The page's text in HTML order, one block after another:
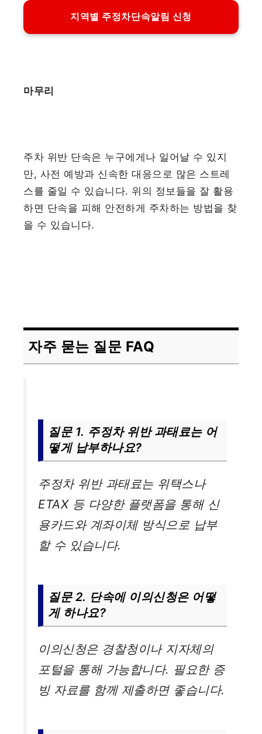
지역별 주정차단속알림 신청
마무리
주차 위반 단속은 누구에게나 일어날 수 있지
만, 사전 예방과 신속한 대응으로 많은 스트레
스를 줄일 수 있습니다. 위의 정보들을 잘 활용
하면 단속을 피해 안전하게 주차하는 방법을 찾
을 수 있습니다.
자주 묻는 질문 FAQ
질문 1. 주정차 위반 과태료는 어
떻게 납부하나요?
주정차 위반 과태료는 위택스나
ETAX 등 다양한 플랫폼을 통해 신
용카드와 계좌이체 방식으로 납부
할 수 있습니다.
질문 2. 단속에 이의신청은 어떻
게 하나요?
이의신청은 경찰청이나 지자체의
포털을 통해 가능합니다. 필요한 증
빙 자료를 함께 제출하면 좋습니다.